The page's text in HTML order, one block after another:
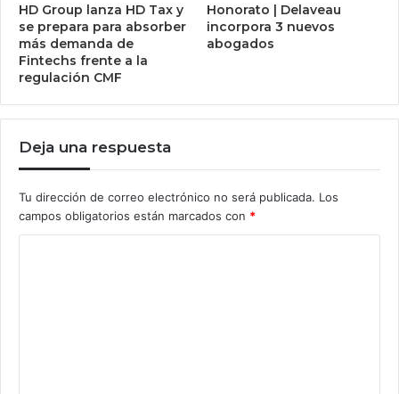
HD Group lanza HD Tax y
se prepara para absorber
más demanda de
Fintechs frente a la
regulación CMF
Honorato | Delaveau
incorpora 3 nuevos
abogados
Deja una respuesta
Tu dirección de correo electrónico no será publicada. Los
campos obligatorios están marcados con *